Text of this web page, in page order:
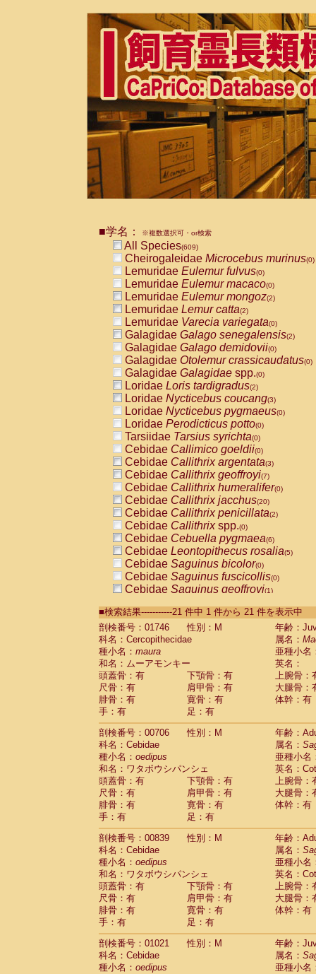
■学名： ※複数選択可・or検索
All Species(609)
Cheirogaleidae Microcebus murinus(0)
Lemuridae Eulemur fulvus(0)
Lemuridae Eulemur macaco(0)
Lemuridae Eulemur mongoz(2)
Lemuridae Lemur catta(2)
Lemuridae Varecia variegata(0)
Galagidae Galago senegalensis(2)
Galagidae Galago demidovii(0)
Galagidae Otolemur crassicaudatus(0)
Galagidae Galagidae spp.(0)
Loridae Loris tardigradus(2)
Loridae Nycticebus coucang(3)
Loridae Nycticebus pygmaeus(0)
Loridae Perodicticus potto(0)
Tarsiidae Tarsius syrichta(0)
Cebidae Callimico goeldii(0)
Cebidae Callithrix argentata(3)
Cebidae Callithrix geoffroyi(7)
Cebidae Callithrix humeralifer(0)
Cebidae Callithrix jacchus(20)
Cebidae Callithrix penicillata(2)
Cebidae Callithrixspp.(0)
Cebidae Cebuella pygmaea(6)
Cebidae Leontopithecus rosalia(5)
Cebidae Saguinus bicolor(0)
Cebidae Saguinus fuscicollis(0)
Cebidae Saguinus geoffroyi(1)
CebidaeSaguinus labiatus(0)
Cebidae Saguinus leucopus (5)
CebidaeSaguinus midas
Cebidae
CebidaeSaguinus nigricollis (13)
Cebidae Saguinus oedipus
Cebidae Saguinus weddelli
Cebidae Saguinusspp.
Cebidae Aotus trivirgatus
Cebidae Cebus albifrons
Cebidae
Cebidae
CebidaeCebus nigrivittatus
Cebidae Cebusspp.(0)
Cebidae Saimiri boliviensis
Cebidae Saimiri sciureus
Atelidae Alouatta caraya
AtelidaeAlouatta fusca
AtelidaeAlouatta seniculus
Atelidae
Atelidae Ateles belzebuth
Atelidae Ateles geoffroyi
Atelidae Ateles paniscus
Atelidae Atelesspp.
Atelidae Lagothrix lagothricha
AtelidaeLagothrix lagothricha cana(0)
Pitheciidae
Cacajao calvus
Pitheciidae
Callicebus cupreus(0)
Pitheciidae Callicebus donacophilus(0)
■検索結果-----------21 件中 1 件から 21 件を表示中
剖検番号：01746
性別：M
年齢：
科名：Cercopithecidae
属名：
種小名： maura
亜種小名
和名：ムーアモンキー
英名：
頭蓋骨：有
下顎骨：有
上腕骨：
尺骨：有
肩甲骨：有
大腿骨：
腓骨：有
寛骨：有
体幹：有
手：有
足：有
剖検番号：00706
性別：M
年齢：
科名：Cebidae
属名：
種小名： oedipus
亜種小名
和名：ワタボウシパンシェ
英名：
頭蓋骨：有
下顎骨：有
上腕骨：
尺骨：有
肩甲骨：有
大腿骨：
腓骨：有
寛骨：有
体幹：有
手：有
足：有
剖検番号：00839
性別：M
年齢：
科名：Cebidae
属名：
種小名： oedipus
亜種小名
和名：ワタボウシパンシェ
英名：
頭蓋骨：有
下顎骨：有
上腕骨：
尺骨：有
肩甲骨：有
大腿骨：
腓骨：有
寛骨：有
体幹：有
手：有
足：有
剖検番号：01021
性別：M
年齢：
科名：Cebidae
属名：
種小名： oedipus
亜種小名